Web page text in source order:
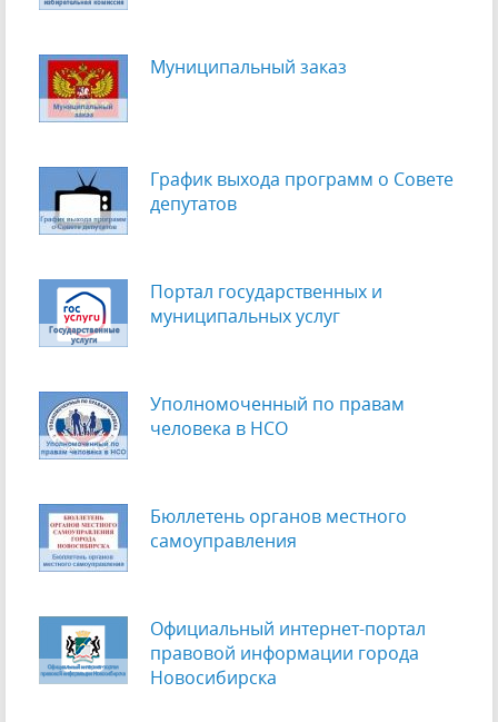
Муниципальный заказ
График выхода программ о Cовете
депутатов
Портал государственных и
муниципальных услуг
Уполномоченный по правам
человека в НСО
Бюллетень органов местного
самоуправления
Официальный интернет-портал
правовой информации города
Новосибирска